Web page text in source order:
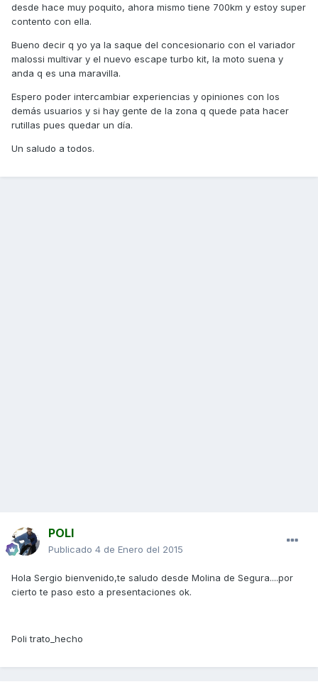
desde hace muy poquito, ahora mismo tiene 700km y estoy super
contento con ella.
Bueno decir q yo ya la saque del concesionario con el variador
malossi multivar y el nuevo escape turbo kit, la moto suena y
anda q es una maravilla.
Espero poder intercambiar experiencias y opiniones con los
demás usuarios y si hay gente de la zona q quede pata hacer
rutillas pues quedar un día.
Un saludo a todos.
POLI
Publicado 4 de Enero del 2015
Hola Sergio bienvenido,te saludo desde Molina de Segura....por
cierto te paso esto a presentaciones ok.
Poli trato_hecho